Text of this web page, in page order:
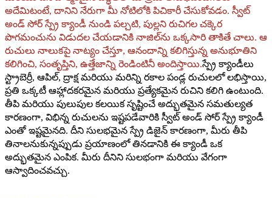
అదేమిటంటే, దానిని నేరుగా మీ నోటిలోకి పిచికారీ చేసుకోవడం. స్వీట్
అండ్ సోర్ స్ప్రే క్యాండీ నుండి పల్చటి, పుల్లని రుచిగల చక్కెర
పొగమంచును విడుదల చేయడానికి నాజిల్‌ను ఒక్కసారి తాకితే చాలు. ఆ
రుచులు నాలుకపై నాట్యం చేస్తూ, ఆనందాన్ని కలిగిస్తున్న అనుభూతిని
కలిగించి, సంతృప్తిని, ఉత్తేజాన్ని రెండింటినీ అందిస్తాయి.స్ప్రే క్యాండీలు
స్ట్రాబెర్రీ, ఆపిల్, ద్రాక్ష మరియు మరిన్ని రకాల పండ్ల రుచులలో లభిస్తాయి,
ప్రతి ఒక్కటీ ఆహ్లాదకరమైన మరియు ప్రత్యేకమైన రుచిని కలిగి ఉంటుంది.
తీపి మరియు పులుపుల కలయిక సృష్టించే అద్భుతమైన సమతుల్యత
కారణంగా, విభిన్న రుచులను ఇష్టపడేవారికి స్వీట్ అండ్ సోర్ స్ప్రే క్యాండీ
ఎంతో ఇష్టమైనది. దీని సులభమైన స్ప్రే డిజైన్ కారణంగా, మీరు తీపి
తినాలనుకున్నప్పుడు ప్రయాణంలో తినడానికి ఈ క్యాండీ ఒక
అద్భుతమైన ఎంపిక. మీరు దీనిని సులభంగా మరియు వేగంగా
ఆస్వాదించవచ్చు.